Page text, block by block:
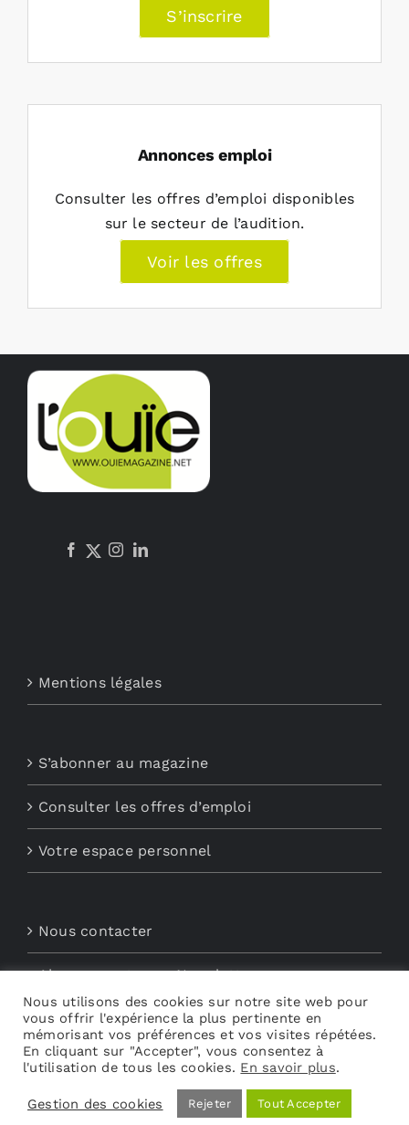
S’inscrire
Annonces emploi
Consulter les offres d’emploi disponibles
sur le secteur de l’audition.
Voir les offres
Mentions légales
S’abonner au magazine
Consulter les offres d’emploi
Votre espace personnel
Nous contacter
Abonnements aux Newsletters
Découvrez My Audio
Nous utilisons des cookies sur notre site web pour
vous offrir l'expérience la plus pertinente en
mémorisant vos préférences et vos visites répétées.
En cliquant sur "Accepter", vous consentez à
l'utilisation de tous les cookies. En savoir plus.
Gestion des cookies Rejeter Tout Accepter